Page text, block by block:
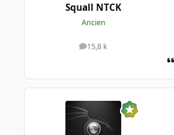
Squall NTCK
Ancien
15,8 k
messages